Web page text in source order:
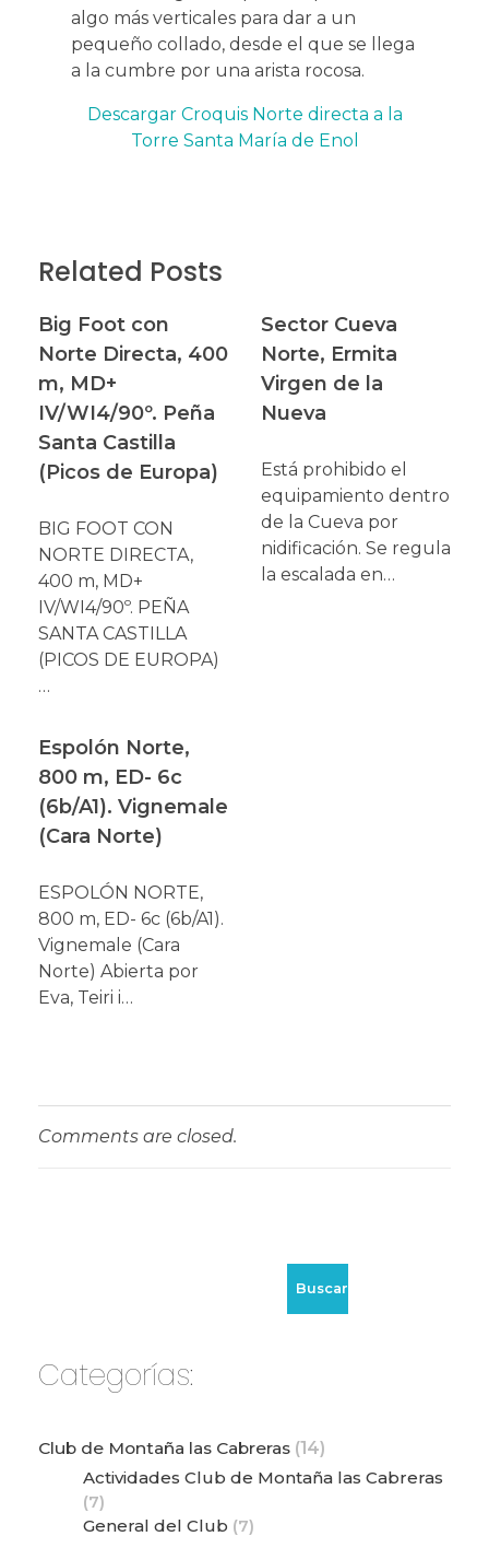
algo más verticales para dar a un
pequeño collado, desde el que se llega
a la cumbre por una arista rocosa.
Descargar Croquis Norte directa a la
Torre Santa María de Enol
Related Posts
Big Foot con
Norte Directa, 400
m, MD+
IV/WI4/90º. Peña
Santa Castilla
(Picos de Europa)
BIG FOOT CON
NORTE DIRECTA,
400 m, MD+
IV/WI4/90º. PEÑA
SANTA CASTILLA
(PICOS DE EUROPA)
…
Sector Cueva
Norte, Ermita
Virgen de la
Nueva
Está prohibido el
equipamiento dentro
de la Cueva por
nidificación. Se regula
la escalada en…
Espolón Norte,
800 m, ED- 6c
(6b/A1). Vignemale
(Cara Norte)
ESPOLÓN NORTE,
800 m, ED- 6c (6b/A1).
Vignemale (Cara
Norte) Abierta por
Eva, Teiri i…
Comments are closed.
Buscar
Categorías:
Club de Montaña las Cabreras (14)
Actividades Club de Montaña las Cabreras
(7)
General del Club (7)